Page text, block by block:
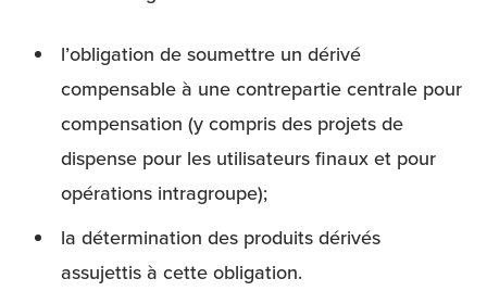
l’obligation de soumettre un dérivé
compensable à une contrepartie centrale pour
compensation (y compris des projets de
dispense pour les utilisateurs finaux et pour
opérations intragroupe);
la détermination des produits dérivés
assujettis à cette obligation.